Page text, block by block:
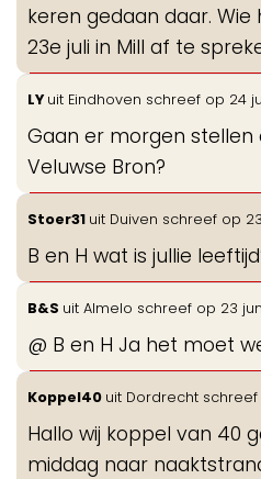
keren gedaan daar.
23e juli in Mill af te
LYuit Eindhoven schreef op 24
Gaan er morgen
Veluwse Bron?
Stoer31 uit Duiven schreef op
B en H wat is jullie
B&S uit Almelo schreef op 23
@ B en H Ja het moet
Koppel40 uit Dordrecht
Hallo wij koppel van 40
middag naar